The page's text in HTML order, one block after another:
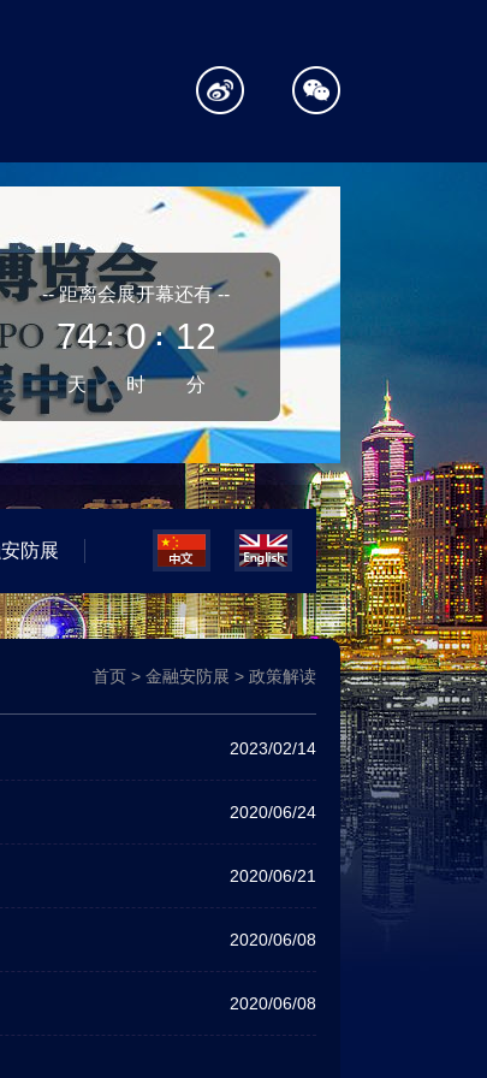
-- 距离会展开幕还有 --
74
天
：0
时
：12
分
防展
首页 > 金融安防展 > 政策解读
2023/02/14
2020/06/24
2020/06/21
2020/06/08
2020/06/08